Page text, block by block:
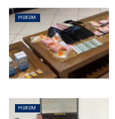
HUKUM
HUKUM